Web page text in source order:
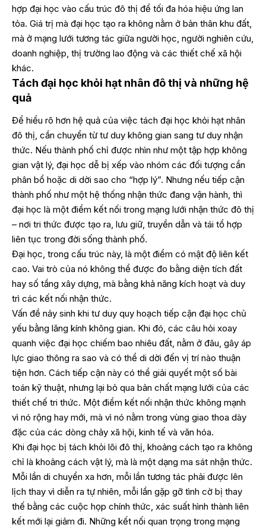
hợp đại học vào cấu trúc đô thị để tối đa hóa hiệu ứng lan
tỏa. Giá trị mà đại học tạo ra không nằm ở bản thân khu đất,
mà ở mạng lưới tương tác giữa người học, người nghiên cứu,
doanh nghiệp, thị trường lao động và các thiết chế xã hội
khác.
Tách đại học khỏi hạt nhân đô thị và những hệ
quả
Để hiểu rõ hơn hệ quả của việc tách đại học khỏi hạt nhân
đô thị, cần chuyển từ tư duy không gian sang tư duy nhận
thức. Nếu thành phố chỉ được nhìn như một tập hợp không
gian vật lý, đại học dễ bị xếp vào nhóm các đối tượng cần
phân bổ hoặc di dời sao cho “hợp lý”. Nhưng nếu tiếp cận
thành phố như một hệ thống nhận thức đang vận hành, thì
đại học là một điểm kết nối trong mạng lưới nhận thức đô thị
– nơi tri thức được tạo ra, lưu giữ, truyền dẫn và tái tổ hợp
liên tục trong đời sống thành phố.
Đại học, trong cấu trúc này, là một điểm có mật độ liên kết
cao. Vai trò của nó không thể được đo bằng diện tích đất
hay số tầng xây dựng, mà bằng khả năng kích hoạt và duy
trì các kết nối nhận thức.
Vấn đề nảy sinh khi tư duy quy hoạch tiếp cận đại học chủ
yếu bằng lăng kính không gian. Khi đó, các câu hỏi xoay
quanh việc đại học chiếm bao nhiêu đất, nằm ở đâu, gây áp
lực giao thông ra sao và có thể di dời đến vị trí nào thuận
tiện hơn. Cách tiếp cận này có thể giải quyết một số bài
toán kỹ thuật, nhưng lại bỏ qua bản chất mạng lưới của các
thiết chế tri thức. Một điểm kết nối nhận thức không mạnh
vì nó rộng hay mới, mà vì nó nằm trong vùng giao thoa dày
đặc của các dòng chảy xã hội, kinh tế và văn hóa.
Khi đại học bị tách khỏi lõi đô thị, khoảng cách tạo ra không
chỉ là khoảng cách vật lý, mà là một dạng ma sát nhận thức.
Mỗi lần di chuyển xa hơn, mỗi lần tương tác phải được lên
lịch thay vì diễn ra tự nhiên, mỗi lần gặp gỡ tình cờ bị thay
thế bằng các cuộc họp chính thức, xác suất hình thành liên
kết mới lại giảm đi. Những kết nối quan trọng trong mạng